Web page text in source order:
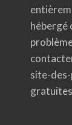
hébergé
site-